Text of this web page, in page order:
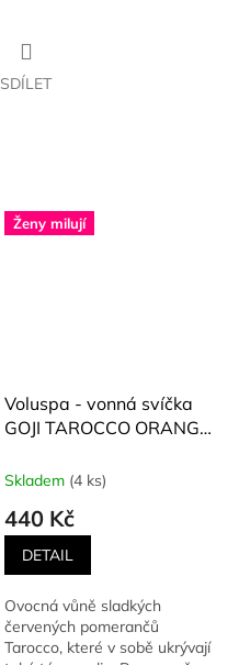
SDÍLET
Ženy milují
Voluspa - vonná svíčka
GOJI TAROCCO ORANGE
113 g
Skladem (4 ks)
440 Kč
DETAIL
Ovocná vůně sladkých
červených pomerančů
Tarocco, které v sobě ukrývají